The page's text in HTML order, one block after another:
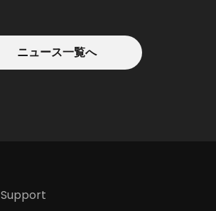
ニュース一覧へ
Support